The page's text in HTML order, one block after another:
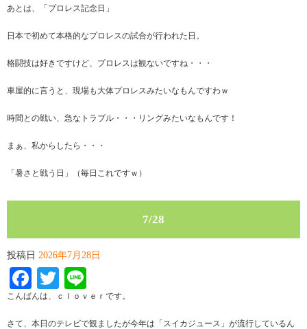
あとは、「プロレス記念日」
日本で初めて本格的なプロレスの試合が行われた日。
格闘技は好きですけど、プロレスは観ないですね・・・
車屋的に言うと、現場も大体プロレスみたいなもんですわｗ
時間との戦い、急なトラブル・・・リングみたいなもんです！
まぁ、私からしたら・・・
「暑さと戦う日」（毎日これですｗ）
7/28
投稿日 2026年7月28日
Facebook
Twitter
こんばんは、ｃｌｏｖｅｒです。
さて、本日のテレビで観ましたが今年は「スイカジュース」が流行しているん